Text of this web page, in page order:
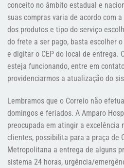
conceito no âmbito estadual e
suas compras varia de acordo com
dos produtos e tipo do serviço
do frete a ser pago, basta escolher
e digitar o CEP do local de entrega.
esteja funcionando, entre em
providenciarmos a atualização do
Lembramos que o Correio não
domingos e feriados. A Amparo
preocupada em atingir a excelência
clientes, possibilita para a praça de
Metropolitana a entrega de alguns
sistema 24 horas, urgência/